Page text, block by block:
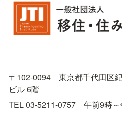
〒102-0094　東京都千代田区
ビル 6階
TEL 03-5211-0757　午前9時～